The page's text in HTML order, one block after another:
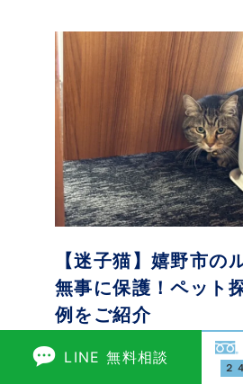
【迷子猫】嬉野市の
無事に保護！ペット
例をご紹介
猫は思いがけないきっかけで
しまうことがあります。 特
LINE 無料相談
２